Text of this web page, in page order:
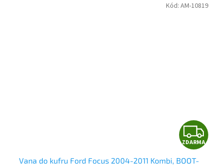
Z
D
ZDARMA
Vana do kufru Ford Focus 2004-2011 Kombi, BOOT-
Kód: AM-10819